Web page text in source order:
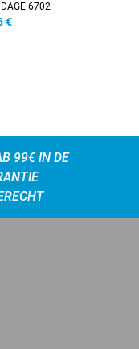
6702
€
99€ IN DE